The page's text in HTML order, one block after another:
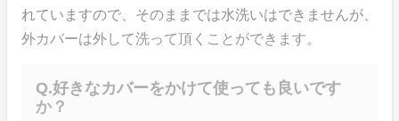
れていますので、そのままでは水洗いはできませんが、
外カバーは外して洗って頂くことができます。
Q.好きなカバーをかけて使っても良いです
か？